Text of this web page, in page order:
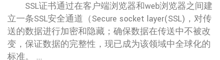
SSL证书通过在客户端浏览器和web浏览器之间建
立一条SSL安全通道（Secure socket layer(SSL)，对传
送的数据进行加密和隐藏；确保数据在传送中不被改
变，保证数据的完整性，现已成为该领域中全球化的
标准。 ...